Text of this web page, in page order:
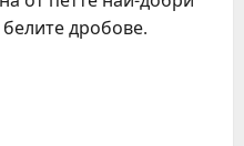
дробове.